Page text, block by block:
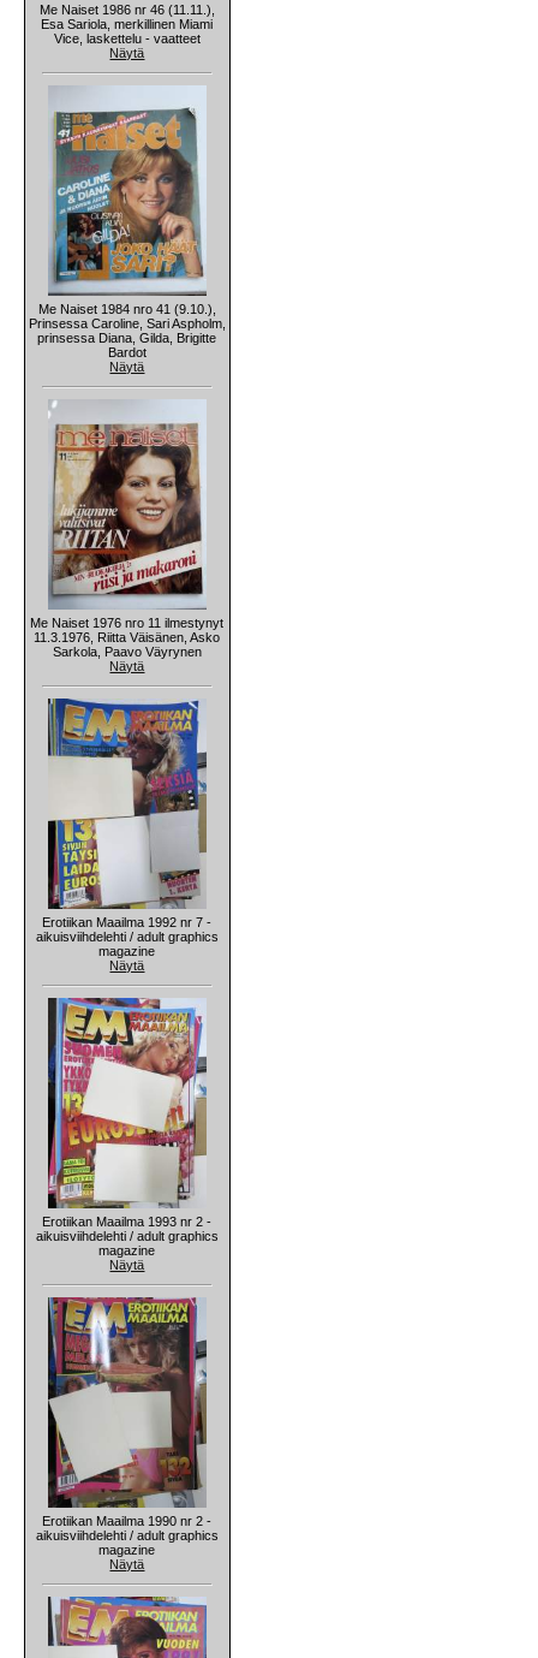
Me Naiset 1986 nr 46 (11.11.),
Esa Sariola, merkillinen Miami
Vice, laskettelu - vaatteet
Näytä
Me Naiset 1984 nro 41 (9.10.),
Prinsessa Caroline, Sari Aspholm,
prinsessa Diana, Gilda, Brigitte
Bardot
Näytä
Me Naiset 1976 nro 11 ilmestynyt
11.3.1976, Riitta Väisänen, Asko
Sarkola, Paavo Väyrynen
Näytä
Erotiikan Maailma 1992 nr 7 -
aikuisviihdelehti / adult graphics
magazine
Näytä
Erotiikan Maailma 1993 nr 2 -
aikuisviihdelehti / adult graphics
magazine
Näytä
Erotiikan Maailma 1990 nr 2 -
aikuisviihdelehti / adult graphics
magazine
Näytä